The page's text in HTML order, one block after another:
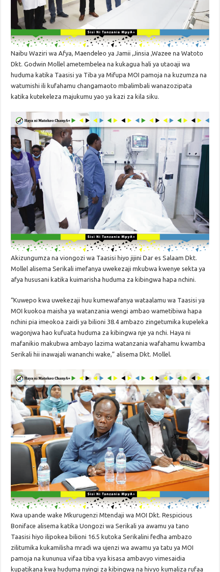
Naibu Waziri wa Afya, Maendeleo ya Jamii ,Jinsia ,Wazee na Watoto
Dkt. Godwin Mollel ametembelea na kukagua hali ya utaoaji wa
huduma katika Taasisi ya Tiba ya Mifupa MOI pamoja na kuzumza na
watumishi ili kufahamu changamaoto mbalimbali wanazozipata
katika kutekeleza majukumu yao ya kazi za kila siku.
Akizungumza na viongozi wa Taasisi hiyo jijini Dar es Salaam Dkt.
Mollel alisema Serikali imefanya uwekezaji mkubwa kwenye sekta ya
afya hususani katika kuimarisha huduma za kibingwa hapa nchini.
“Kuwepo kwa uwekezaji huu kumewafanya wataalamu wa Taasisi ya
MOI kuokoa maisha ya watanzania wengi ambao wametibiwa hapa
nchini pia imeokoa zaidi ya bilioni 38.4 ambazo zingetumika kupeleka
wagonjwa hao kufuata huduma za kibingwa nje ya nchi. Haya ni
mafanikio makubwa ambayo lazima watanzania wafahamu kwamba
Serikali hii inawajali wananchi wake,” alisema Dkt. Mollel.
Kwa upande wake Mkurugenzi Mtendaji wa MOI Dkt. Respicious
Boniface alisema katika Uongozi wa Serikali ya awamu ya tano
Taasisi hiyo ilipokea bilioni 16.5 kutoka Serikalini fedha ambazo
zilitumika kukamilisha mradi wa ujenzi wa awamu ya tatu ya MOI
pamoja na kununua vifaa tiba vya kisasa ambavyo vimesaidia
kupatikana kwa huduma nyingi za kibingwa na hivyo kumaliza rufaa